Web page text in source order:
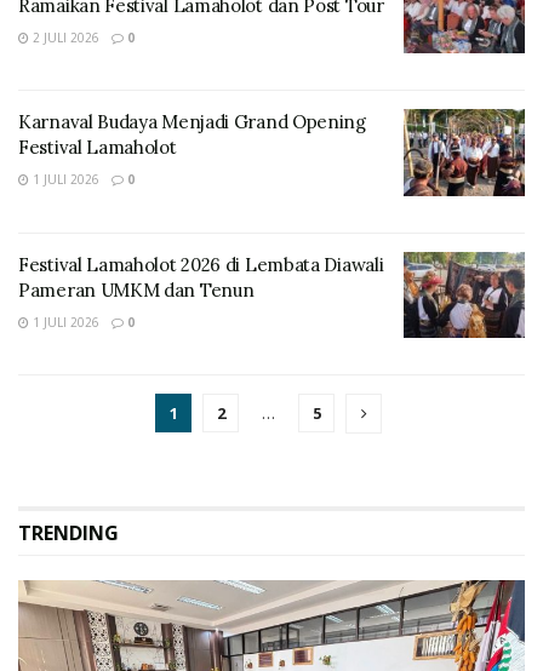
Ramaikan Festival Lamaholot dan Post Tour
2 JULI 2026 0
Karnaval Budaya Menjadi Grand Opening
Festival Lamaholot
1 JULI 2026 0
Festival Lamaholot 2026 di Lembata Diawali
Pameran UMKM dan Tenun
1 JULI 2026 0
1 2 … 5
TRENDING